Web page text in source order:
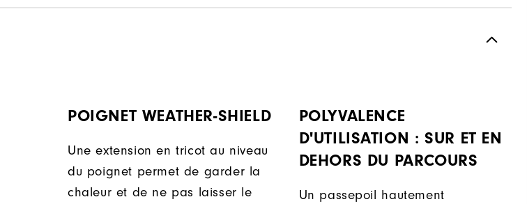
POIGNET WEATHER-SHIELD
Une extension en tricot au niveau
du poignet permet de garder la
chaleur et de ne pas laisser le
POLYVALENCE
D'UTILISATION : SUR ET EN
DEHORS DU PARCOURS
Un passepoil hautement